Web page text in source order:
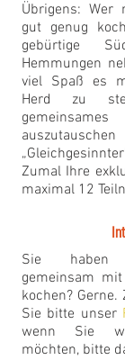
Übrigens:
gut genug
gebürtige
Hemmungen
viel Spaß es
Herd zu
Zumal Ihre
maximal 12
Sie haben
gemeinsam
kochen?
Sie bitte unser
wenn Sie
möchten, bitte